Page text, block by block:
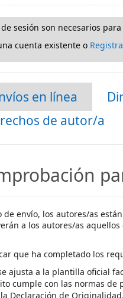
sesión son necesarios
cuenta existente o
en línea
de autor/a
de envío, los autores/as
a los autores/as
que ha completado los
ajusta a la plantilla oficial
cumple con las normas de
Declaración de